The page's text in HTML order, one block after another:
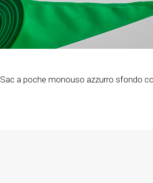
Sac a poche monouso azzurro sfondo